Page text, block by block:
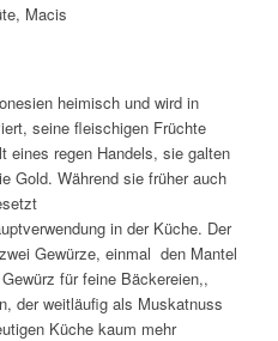
Macis
heimisch und wird in
seine fleischigen Früchte
eines regen Handels, sie galten
Gold. Während sie früher auch
in der Küche. Der
Gewürze, einmal den Mantel
für feine Bäckereien,,
der weitläufig als Muskatnuss
Küche kaum mehr